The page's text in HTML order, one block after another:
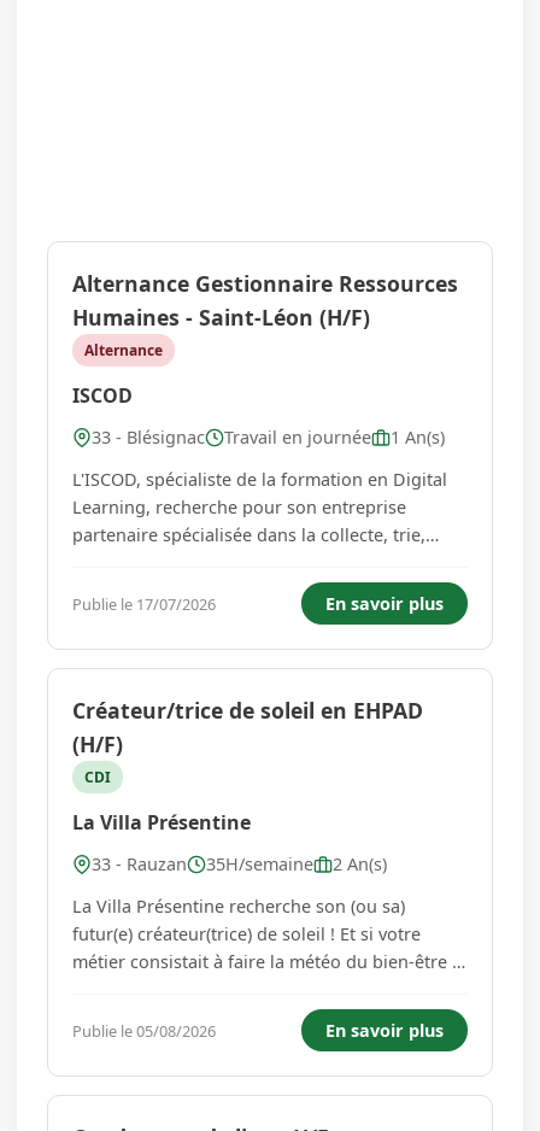
Alternance Gestionnaire Ressources
Humaines - Saint-Léon (H/F)
Alternance
ISCOD
33 - Blésignac Travail en journée
1 An(s)
L'ISCOD, spécialiste de la formation en Digital
Learning, recherche pour son entreprise
partenaire spécialisée dans la collecte, trie,
Gestionnaire Ressources Humaines en contrat
d'apprentissage, pour préparer l'une de nos
formations diplômantes reco...
Publie le 17/07/2026 En savoir plus
Créateur/trice de soleil en EHPAD
(H/F)
CDI
La Villa Présentine
33 - Rauzan 35H/semaine
2 An(s)
La Villa Présentine recherche son (ou sa)
futur(e) créateur(trice) de soleil ! Et si votre
métier consistait à faire la météo du bien-être ?
d'une chose : une journée ensoleillée ne
dépend pas toujours de la météo... mais
souvent de celles ...
Publie le 05/08/2026 En savoir plus